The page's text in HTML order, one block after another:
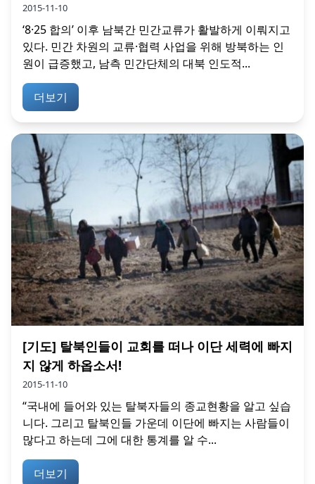
2015-11-10
‘8·25 합의’ 이후 남북간 민간교류가 활발하게 이뤄지고
있다. 민간 차원의 교류·협력 사업을 위해 방북하는 인
원이 급증했고, 남측 민간단체의 대북 인도적...
더보기
[기도] 탈북인들이 교회를 떠나 이단 세력에 빠지
지 않게 하옵소서!
2015-11-10
“국내에 들어와 있는 탈북자들의 종교현황을 알고 싶습
니다. 그리고 탈북인들 가운데 이단에 빠지는 사람들이
많다고 하는데 그에 대한 통계를 알 수...
더보기